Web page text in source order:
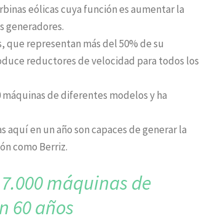
eólicas cuya función es aumentar la
generadores.
que representan más del 50% de su
reductores de velocidad para todos los
máquinas de diferentes modelos y ha
en un año son capaces de generar la
como Berriz.
7.000 máquinas de
60 años